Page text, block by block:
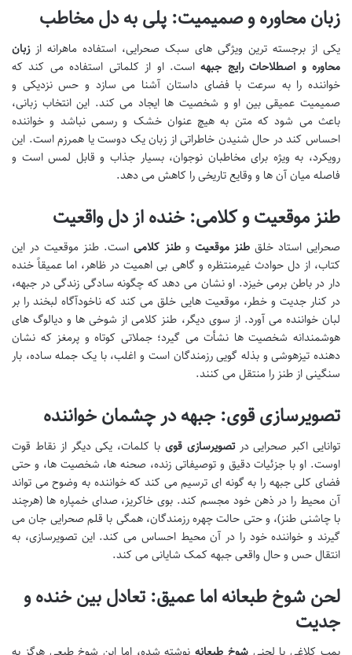
زبان محاوره و صمیمیت: پلی به دل مخاطب
یکی از برجسته ترین ویژگی های سبک صحرایی، استفاده ماهرانه اززبان
محاوره و اصطلاحات رایج جبههاست. او از کلماتی استفاده می کند که
خواننده را به سرعت با فضای داستان آشنا می سازد و حس نزدیکی و
صمیمیت عمیقی بین او و شخصیت ها ایجاد می کند. این انتخاب زبانی،
باعث می شود که متن به هیچ عنوان خشک و رسمی نباشد و خواننده
احساس کند در حال شنیدن خاطراتی از زبان یک دوست یا همرزم است. این
رویکرد، به ویژه برای مخاطبان نوجوان، بسیار جذاب و قابل لمس است و
فاصله میان آن ها و وقایع تاریخی را کاهش می دهد.
طنز موقعیت و کلامی: خنده از دل واقعیت
صحرایی استاد خلقطنز موقعیت وطنز کلامیاست. طنز موقعیت در این
کتاب، از دل حوادث غیرمنتظره و گاهی بی اهمیت در ظاهر، اما عمیقاً خنده
دار در باطن برمی خیزد. او نشان می دهد که چگونه سادگی زندگی در جبهه،
در کنار جدیت و خطر، موقعیت هایی خلق می کند که ناخودآگاه لبخند را بر
لبان خواننده می آورد. از سوی دیگر، طنز کلامی از شوخی ها و دیالوگ های
هوشمندانه شخصیت ها نشأت می گیرد؛ جملاتی کوتاه و پرمغز که نشان
دهنده تیزهوشی و بذله گویی رزمندگان است و اغلب، با یک جمله ساده، بار
سنگینی از طنز را منتقل می کنند.
تصویرسازی قوی: جبهه در چشمان خواننده
توانایی اکبر صحرایی درتصویرسازی قوی با کلمات، یکی دیگر از نقاط قوت
اوست. او با جزئیات دقیق و توصیفاتی زنده، صحنه ها، شخصیت ها، و حتی
فضای کلی جبهه را به گونه ای ترسیم می کند که خواننده به وضوح می تواند
آن محیط را در ذهن خود مجسم کند. بوی خاکریز، صدای خمپاره ها (هرچند
با چاشنی طنز)، و حتی حالت چهره رزمندگان، همگی با قلم صحرایی جان می
گیرند و خواننده خود را در آن محیط احساس می کند. این تصویرسازی، به
انتقال حس و حال واقعی جبهه کمک شایانی می کند.
لحن شوخ طبعانه اما عمیق: تعادل بین خنده و
جدیت